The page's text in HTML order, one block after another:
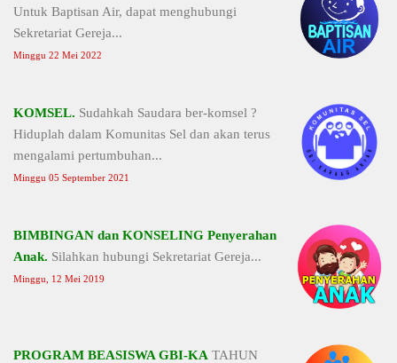
Untuk Baptisan Air, dapat menghubungi
Sekretariat Gereja...
Minggu 22 Mei 2022
KOMSEL. Sudahkah Saudara ber-komsel ?
Hiduplah dalam Komunitas Sel dan akan terus
mengalami pertumbuhan...
Minggu 05 September 2021
BIMBINGAN dan KONSELING Penyerahan
Anak. Silahkan hubungi Sekretariat Gereja...
Minggu, 12 Mei 2019
PROGRAM BEASISWA GBI-KA TAHUN